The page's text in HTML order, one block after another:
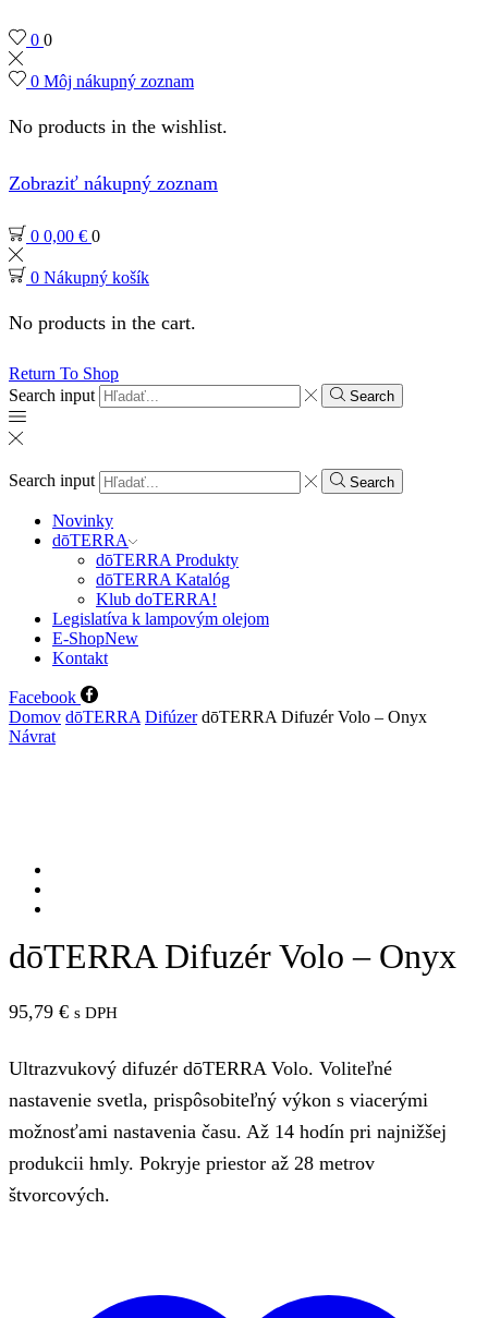
0 0
0 Môj nákupný zoznam
No products in the wishlist.
Zobraziť nákupný zoznam
0 0,00 € 0
0 Nákupný košík
No products in the cart.
Return To Shop
Search input
Search
Search input Search
Novinky
dōTERRA
dōTERRA Produkty
dōTERRA Katalóg
Klub doTERRA!
Legislatíva k lampovým olejom
E-ShopNew
Kontakt
Facebook
Domov dōTERRA Difúzer dōTERRA Difuzér Volo – Onyx
Návrat
dōTERRA Difuzér Volo – Onyx
95,79 € s DPH
Ultrazvukový difuzér dōTERRA Volo. Voliteľné
nastavenie svetla, prispôsobiteľný výkon s viacerými
možnosťami nastavenia času. Až 14 hodín pri najnižšej
produkcii hmly. Pokryje priestor až 28 metrov
štvorcových.